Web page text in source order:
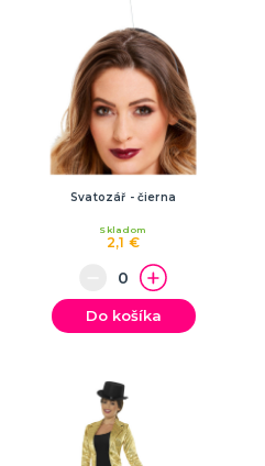
Svatozář - čierna
2,1 €
Skladom
Do košíka